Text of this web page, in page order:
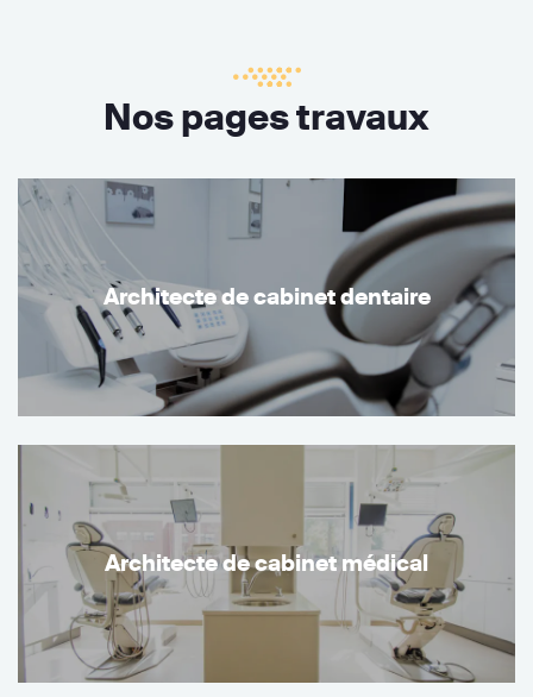
Nos pages travaux
Architecte de cabinet dentaire
Architecte de cabinet médical